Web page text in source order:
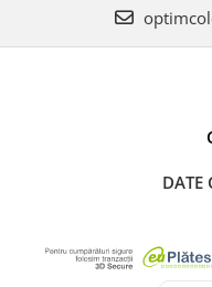
DATE